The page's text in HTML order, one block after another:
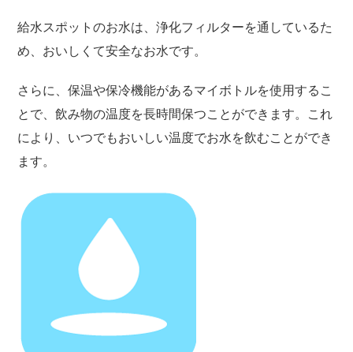
給水スポットのお水は、浄化フィルターを通しているた
め、おいしくて安全なお水です。
さらに、保温や保冷機能があるマイボトルを使用するこ
とで、飲み物の温度を長時間保つことができます。これ
により、いつでもおいしい温度でお水を飲むことができ
ます。